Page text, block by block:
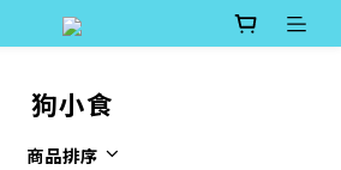
狗小食
商品排序